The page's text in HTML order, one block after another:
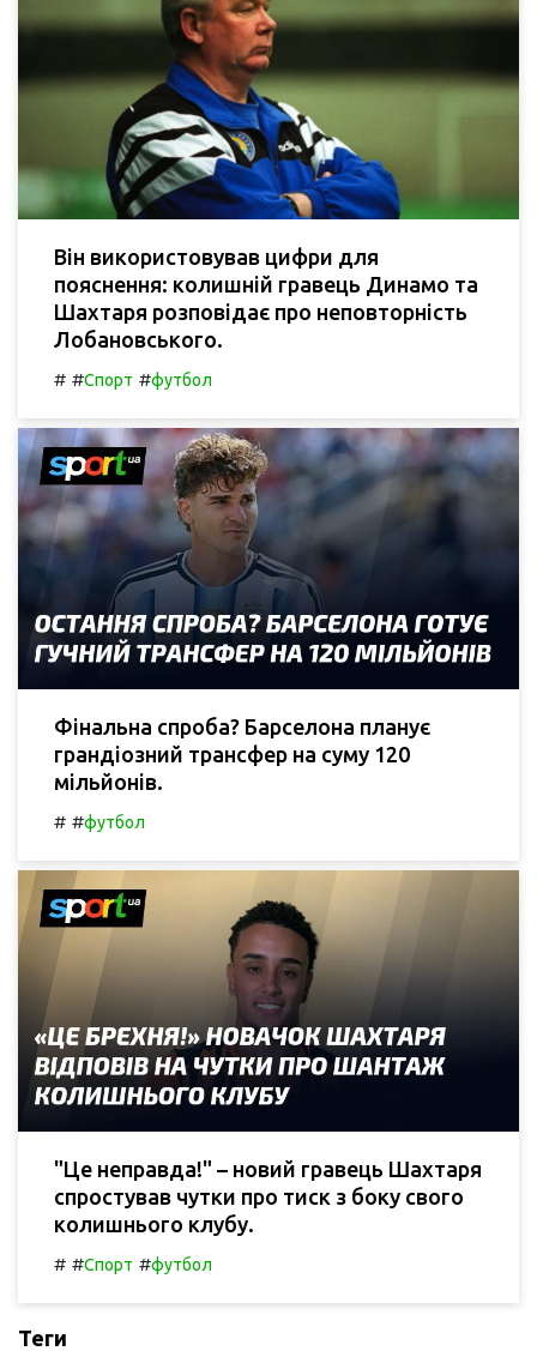
Він використовував цифри для
пояснення: колишній гравець Динамо та
Шахтаря розповідає про неповторність
Лобановського.
# #Спорт #футбол
Фінальна спроба? Барселона планує
грандіозний трансфер на суму 120
мільйонів.
# #футбол
"Це неправда!" – новий гравець Шахтаря
спростував чутки про тиск з боку свого
колишнього клубу.
# #Спорт #футбол
Теги